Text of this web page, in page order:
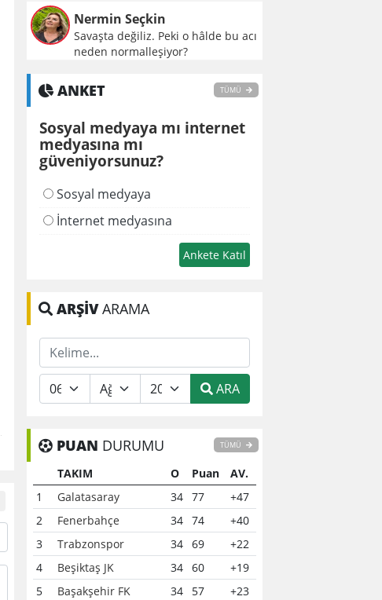
Nermin Seçkin
Savaşta değiliz. Peki o hâlde bu acı
neden normalleşiyor?
ANKET TÜMÜ
Sosyal medyaya mı internet
medyasına mı
güveniyorsunuz?
Sosyal medyaya
İnternet medyasına
ARŞİVARAMA
ARA
PUAN DURUMU TÜMÜ
TAKIM O Puan
AV.
1
Galatasaray 34 77
+47
2
Fenerbahçe 34 74
+40
3
Trabzonspor 34 69
+22
4
Beşiktaş JK 34 60
+19
5
Başakşehir FK 34 57
+23